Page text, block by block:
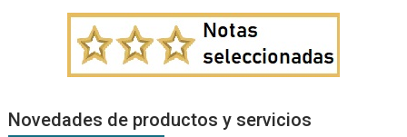
Novedades de productos y servicios